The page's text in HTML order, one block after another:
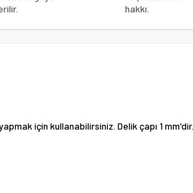
hakkı.
için kullanabilirsiniz. Delik çapı 1 mm'dir.